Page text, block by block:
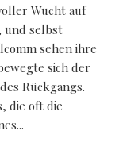
Wucht auf
und selbst
sehen ihre
sich der
Rückgangs.
die oft die